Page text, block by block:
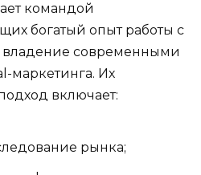
командой
богатый опыт работы с
современными
маркетинга. Их
включает:
рынка;